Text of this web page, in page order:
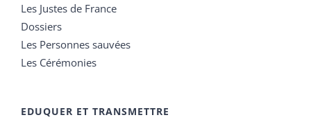
Les Justes de France
Dossiers
Les Personnes sauvées
Les Cérémonies
EDUQUER ET TRANSMETTRE